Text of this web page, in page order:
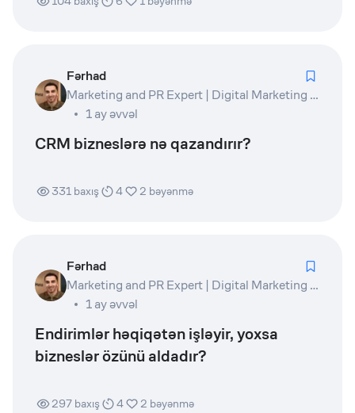
Fərhad
Marketing and PR Expert | Digital Marketing Lead | Product Owner | Writer
1 ay əvvəl
CRM bizneslərə nə qazandırır?
331 baxış 4 2 bəyənmə
Fərhad
Marketing and PR Expert | Digital Marketing Lead | Product Owner | Writer
1 ay əvvəl
Endirimlər həqiqətən işləyir, yoxsa
bizneslər özünü aldadır?
297 baxış 4 2 bəyənmə